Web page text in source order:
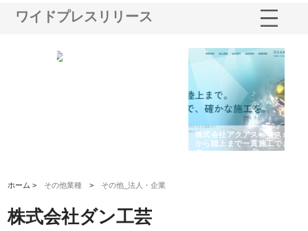
ワイドプレスリリース
株式会社アクアスペースが水中
から陸上まで一貫施工できる理
ホーム > その他業種 > その他_法人・企業
株式会社ダン工芸